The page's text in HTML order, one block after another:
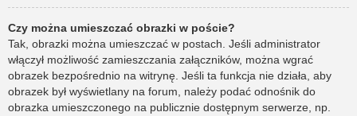
Czy można umieszczać obrazki w poście?
Tak, obrazki można umieszczać w postach. Jeśli administrator
włączył możliwość zamieszczania załączników, można wgrać
obrazek bezpośrednio na witrynę. Jeśli ta funkcja nie działa, aby
obrazek był wyświetlany na forum, należy podać odnośnik do
obrazka umieszczonego na publicznie dostępnym serwerze, np.